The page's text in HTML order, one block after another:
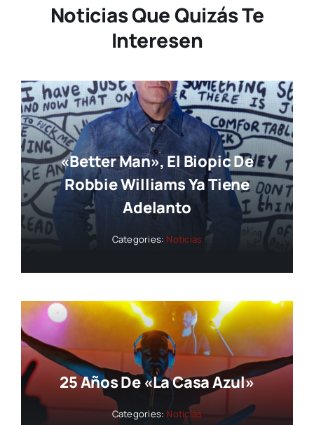
Noticias Que Quizás Te
Interesen
«Better Man», El Biopic De
Robbie Williams Ya Tiene
Adelanto
Categories: Noticias
25 Años De «La Casa Azul»
Categories: Noticias